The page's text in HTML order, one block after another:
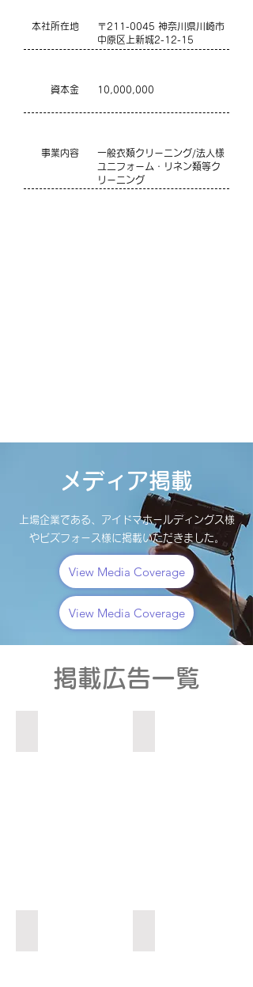
本社所在地
〒211-0045 神奈川県川崎市
中原区上新城2-12-15
資本金 10,000,000
事業内容
一般衣類クリーニング/法人様
ユニフォーム・リネン類等ク
リーニング
​メディア掲載
​上場企業である、アイドマホールディングス様
やビズフォース様に掲載いただきました。
View Media Coverage
View Media Coverage
​掲載広告一覧